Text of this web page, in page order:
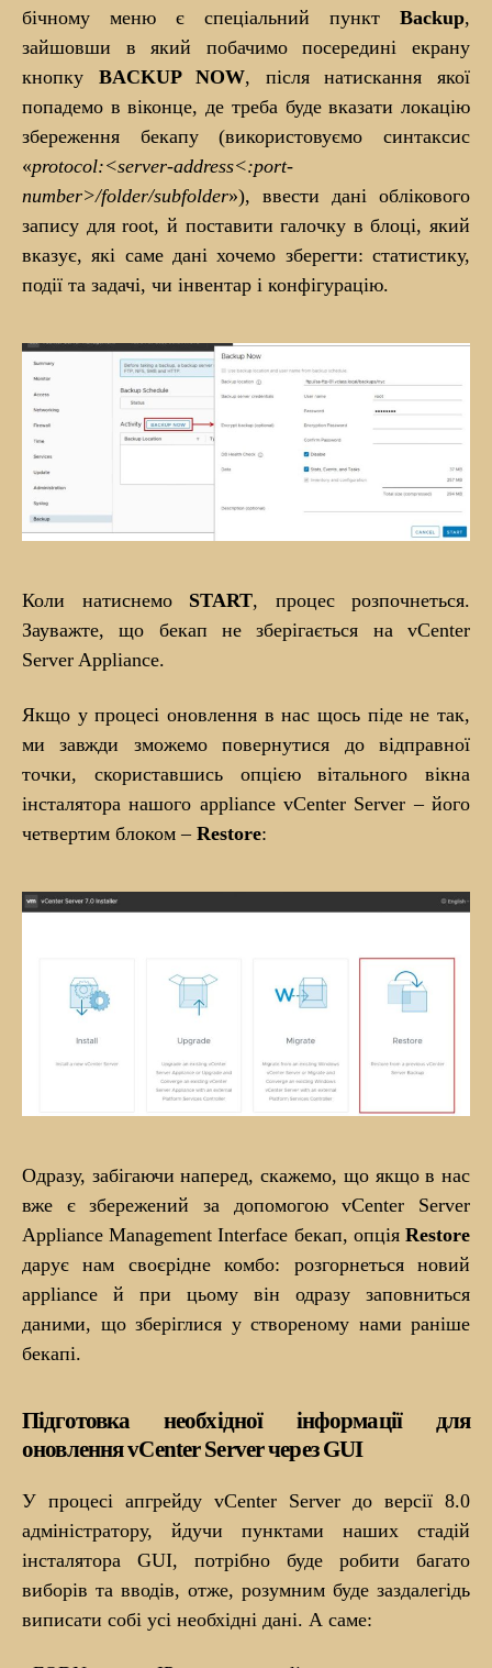
бічному меню є спеціальний пункт Backup,
зайшовши в який побачимо посередині екрану
кнопку BACKUPNOW, після натискання якої
попадемо в віконце, де треба буде вказати локацію
збереження бекапу (використовуємо синтаксис
«protocol:<server-address<:port-
number>/folder/subfolder»), ввести дані облікового
запису для root, й поставити галочку в блоці, який
вказує, які саме дані хочемо зберегти: статистику,
події та задачі, чи інвентар і конфігурацію.
Коли натиснемо START, процес розпочнеться.
Зауважте, що бекап не зберігається на vCenter
Server Appliance.
Якщо у процесі оновлення в нас щось піде не так,
ми завжди зможемо повернутися до відправної
точки, скориставшись опцією вітального вікна
інсталятора нашого appliance vCenter Server – його
четвертим блоком – Restore:
Одразу, забігаючи наперед, скажемо, що якщо в нас
вже є збережений за допомогою vCenter Server
Appliance Management Interface бекап, опція Restore
дарує нам своєрідне комбо: розгорнеться новий
appliance й при цьому він одразу заповниться
даними, що зберіглися у створеному нами раніше
бекапі.
Підготовка необхідної інформації для
оновлення vCenter Server через GUI
У процесі апгрейду vCenter Server до версії 8.0
адміністратору, йдучи пунктами наших стадій
інсталятора GUI, потрібно буде робити багато
виборів та вводів, отже, розумним буде заздалегідь
виписати собі усі необхідні дані. А саме: